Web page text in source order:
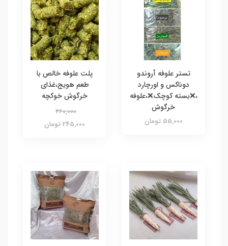
تستر علوفه آروندو
دوناکس و اورچارد
،❌بسته کوچک❌،علوفه
خرگوش
55,000 تومان
پلت علوفه خالص با
طعم هویج،غذای
خرگوش خوکچه
260,000
245,000 تومان